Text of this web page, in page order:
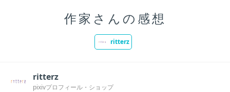
作家さんの感想
ritterz
ritterz
pixivプロフィール ショップ